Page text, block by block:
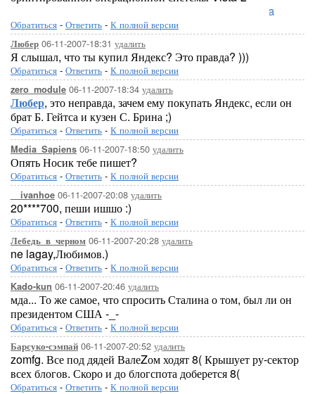
Loreleya
Обратиться - Ответить - К полной версии
Любер 06-11-2007-18:31 удалить
Я слышал, что ты купил Яндекс? Это правда? )))
Обратиться - Ответить - К полной версии
zero_module 06-11-2007-18:34 удалить
Любер, это неправда, зачем ему покупать Яндекс, если он
брат Б. Гейтса и кузен С. Брина ;)
Обратиться - Ответить - К полной версии
Media_Sapiens 06-11-2007-18:50 удалить
Опять Носик тебе пишет?
Обратиться - Ответить - К полной версии
__ivanhoe 06-11-2007-20:08 удалить
20****700, пеши ишшо :)
Обратиться - Ответить - К полной версии
Лебедь_в_черном 06-11-2007-20:28 удалить
ne lagay,Любимов.)
Обратиться - Ответить - К полной версии
Kado-kun 06-11-2007-20:46 удалить
мда... То же самое, что спросить Сталина о том, был ли он
президентом США -_-
Обратиться - Ответить - К полной версии
Барсуко-сэмпай 06-11-2007-20:52 удалить
zomfg. Все под дядей ВалеZом ходят 8( Крышует ру-сектор
всех блогов. Скоро и до блогспота доберется 8(
Обратиться - Ответить - К полной версии